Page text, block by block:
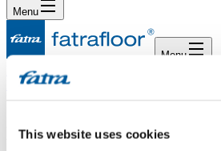
This website uses cookies
Menu
Menu
Domů
Dotazy/
Dotaz 106